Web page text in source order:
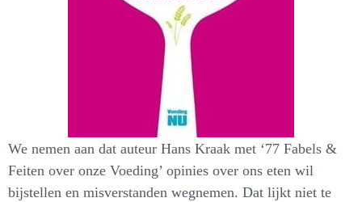
We nemen aan dat auteur Hans Kraak met ‘77 Fabels &
Feiten over onze Voeding’ opinies over ons eten wil
bijstellen en misverstanden wegnemen. Dat lijkt niet te